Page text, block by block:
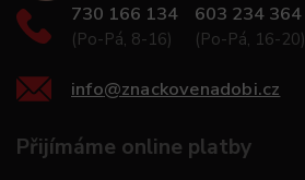
730 166 134
(Po-Pá, 8-16)
603 234 364
(Po-Pá, 16-20)
info@znackovenadobi.cz
Přijímáme online platby